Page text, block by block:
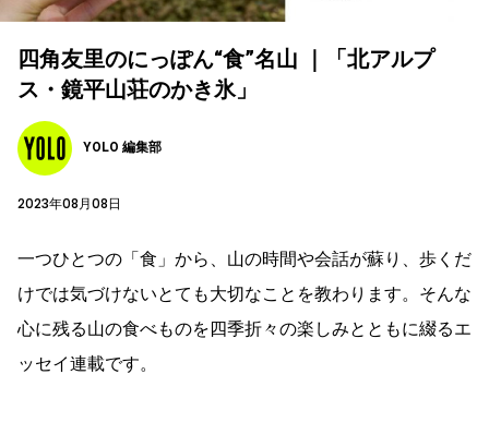
四角友里のにっぽん“食”名山 ｜「北アルプ
ス・鏡平山荘のかき氷」
YOLO 編集部
2023年08月08日
一つひとつの「食」から、山の時間や会話が蘇り、歩くだ
けでは気づけないとても大切なことを教わります。そんな
心に残る山の食べものを四季折々の楽しみとともに綴るエ
ッセイ連載です。